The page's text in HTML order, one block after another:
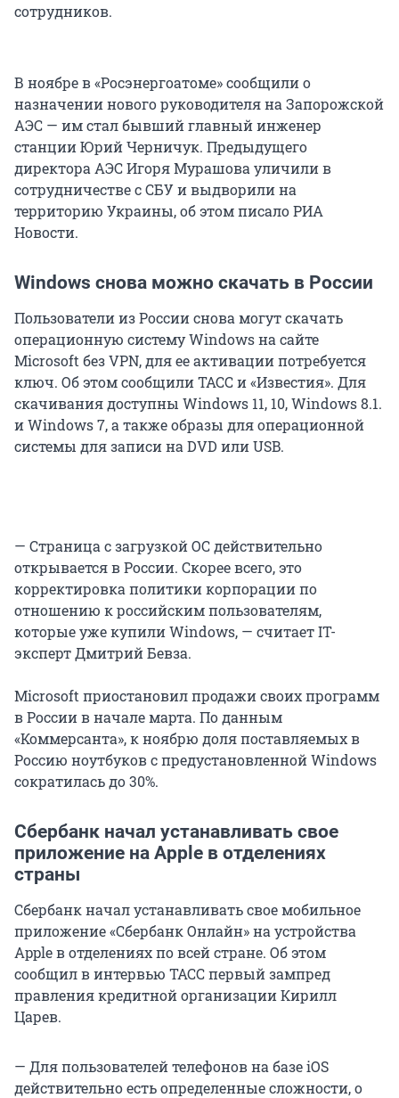
сотрудников.
В ноябре в «Росэнергоатоме» сообщили о
назначении нового руководителя на Запорожской
АЭС — им стал бывший главный инженер
станции Юрий Черничук. Предыдущего
директора АЭС Игоря Мурашова уличили в
сотрудничестве с СБУ и выдворили на
территорию Украины, об этом писало РИА
Новости.
Windows снова можно скачать в России
Пользователи из России снова могут скачать
операционную систему Windows на сайте
Microsoft без VPN, для ее активации потребуется
ключ. Об этом сообщили ТАСС и «Известия». Для
скачивания доступны Windows 11, 10, Windows 8.1.
и Windows 7, а также образы для операционной
системы для записи на DVD или USB.
— Страница с загрузкой ОС действительно
открывается в России. Скорее всего, это
корректировка политики корпорации по
отношению к российским пользователям,
которые уже купили Windows, — считает IT-
эксперт Дмитрий Бевза.
Microsoft приостановил продажи своих программ
в России в начале марта. По данным
«Коммерсанта», к ноябрю доля поставляемых в
Россию ноутбуков с предустановленной Windows
сократилась до 30%.
Сбербанк начал устанавливать свое
приложение на Apple в отделениях
страны
Сбербанк начал устанавливать свое мобильное
приложение «Сбербанк Онлайн» на устройства
Apple в отделениях по всей стране. Об этом
сообщил в интервью ТАСС первый зампред
правления кредитной организации Кирилл
Царев.
— Для пользователей телефонов на базе iOS
действительно есть определенные сложности, о